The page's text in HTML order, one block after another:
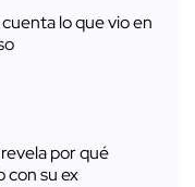
lo que vio en
por qué
con su ex